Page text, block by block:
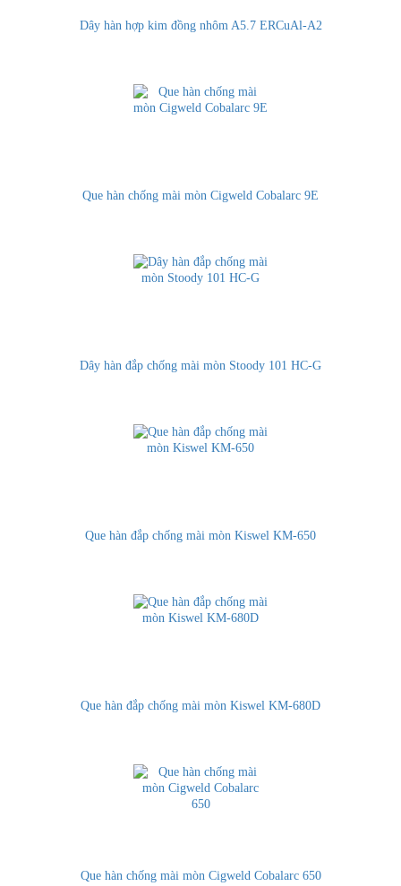
Dây hàn hợp kim đồng nhôm A5.7 ERCuAl-A2
Que hàn chống mài mòn Cigweld Cobalarc 9E
Dây hàn đắp chống mài mòn Stoody 101 HC-G
Que hàn đắp chống mài mòn Kiswel KM-650
Que hàn đắp chống mài mòn Kiswel KM-680D
Que hàn chống mài mòn Cigweld Cobalarc 650